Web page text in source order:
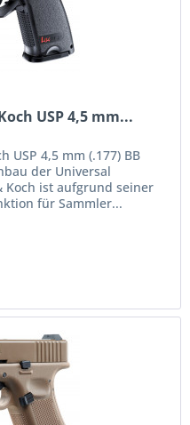
USP 4,5 mm...
USP 4,5 mm (.177) BB
der Universal
Koch ist aufgrund seiner
für Sammler...